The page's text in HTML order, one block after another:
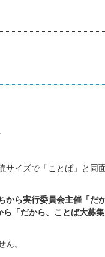
サイズで「ことば」と同
から実行委員会主催「だ
「だから、ことば大募集
。